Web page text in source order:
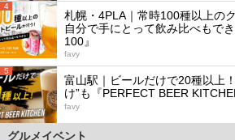
4
札幌・4PLA｜常時100種以上の
自分で手にとって飲み比べもで
100』
favy
5
富山駅｜ビールだけで20種以上
け”も『PERFECT BEER
favy
グルメイベント